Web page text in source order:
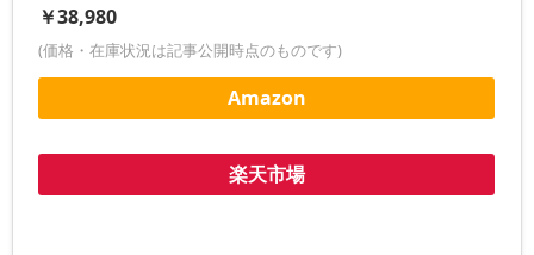
￥38,980
(価格・在庫状況は記事公開時点のものです)
Amazon
楽天市場